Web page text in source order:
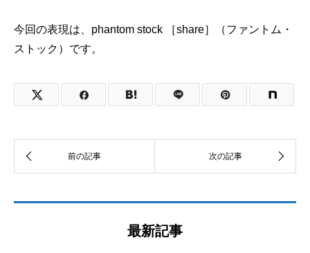
今回の表現は、phantom stock ［share］（ファントム・
ストック）です。
最新記事